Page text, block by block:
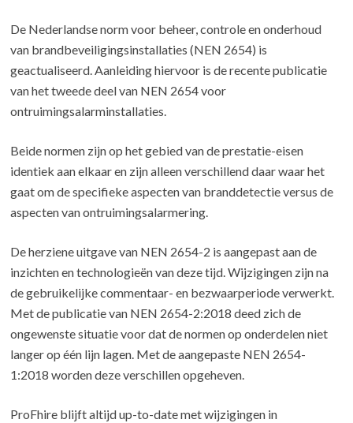
De Nederlandse norm voor beheer, controle en onderhoud
van brandbeveiligingsinstallaties (NEN 2654) is
geactualiseerd. Aanleiding hiervoor is de recente publicatie
van het tweede deel van NEN 2654 voor
ontruimingsalarminstallaties.
Beide normen zijn op het gebied van de prestatie-eisen
identiek aan elkaar en zijn alleen verschillend daar waar het
gaat om de specifieke aspecten van branddetectie versus de
aspecten van ontruimingsalarmering.
De herziene uitgave van NEN 2654-2 is aangepast aan de
inzichten en technologieën van deze tijd. Wijzigingen zijn na
de gebruikelijke commentaar- en bezwaarperiode verwerkt.
Met de publicatie van NEN 2654-2:2018 deed zich de
ongewenste situatie voor dat de normen op onderdelen niet
langer op één lijn lagen. Met de aangepaste NEN 2654-
1:2018 worden deze verschillen opgeheven.
ProFhire blijft altijd up-to-date met wijzigingen in